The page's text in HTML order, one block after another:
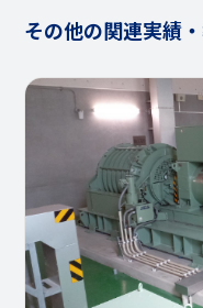
その他の関連実績